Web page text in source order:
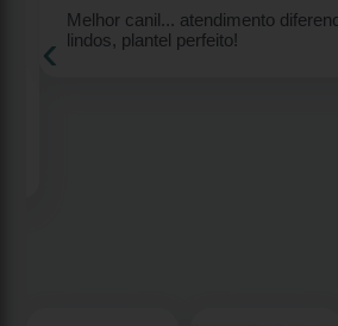
Melhor canil... atendimento
lindos, plantel perfeito!
‹